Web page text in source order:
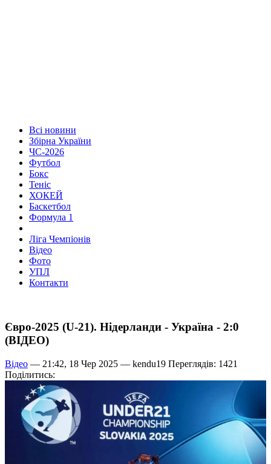
Всі новини
Збірна України
ЧС-2026
Футбол
Бокс
Теніс
ХОКЕЙ
Баскетбол
Формула 1
Ліга Чемпіонів
Відео
Фото
УПЛ
Контакти
Євро-2025 (U-21). Нідерланди - Україна - 2:0
(ВІДЕО)
Відео — 21:42, 18 Чер 2025 — kendu19 Переглядів: 1421
Поділитись: